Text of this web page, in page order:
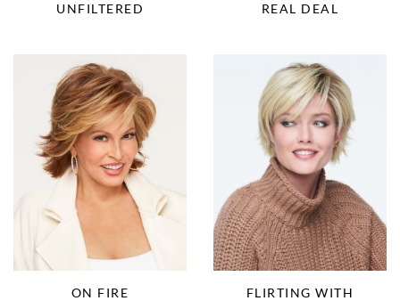
UNFILTERED REAL DEAL
ON FIRE
FLIRTING WITH